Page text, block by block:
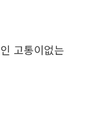
고통이없는